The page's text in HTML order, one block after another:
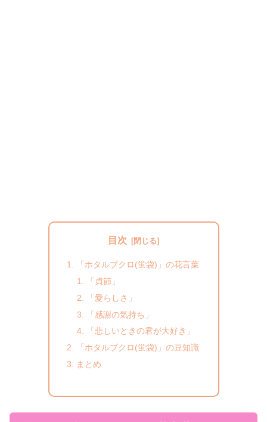
目次
「ホタルブクロ(蛍袋)」の花言葉
「貞節」
「愛らしさ」
「感謝の気持ち」
「悲しいときの君が大好き」
「ホタルブクロ(蛍袋)」の豆知識
まとめ